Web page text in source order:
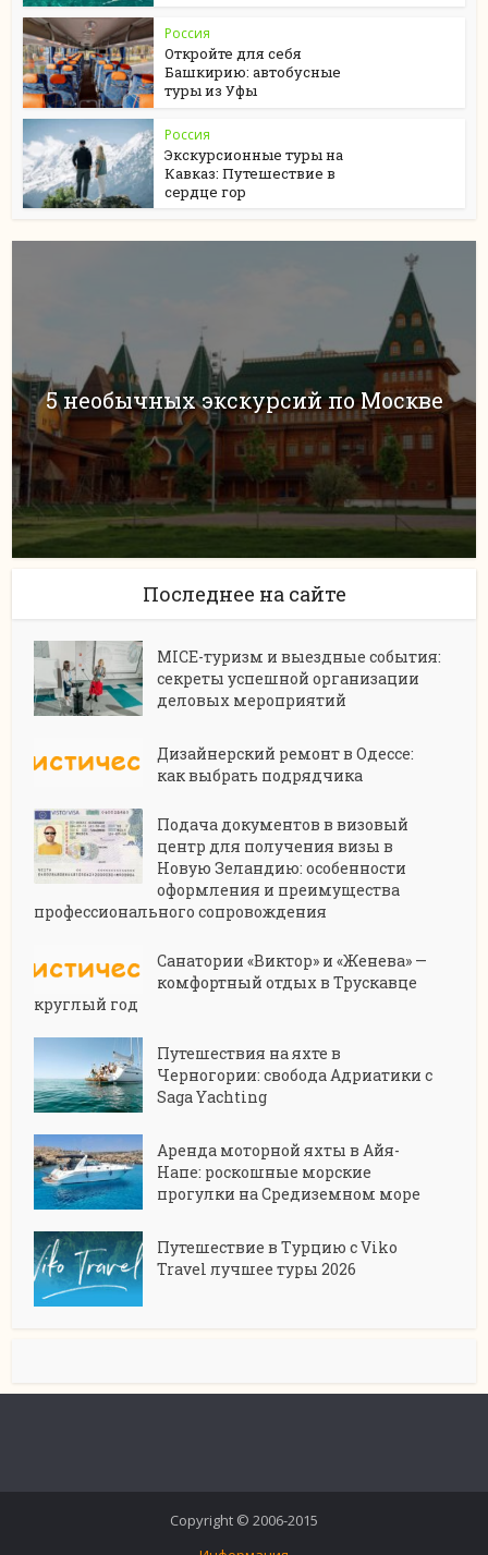
Россия
Откройте для себя
Башкирию: автобусные
туры из Уфы
Россия
Экскурсионные туры на
Кавказ: Путешествие в
сердце гор
5 необычных экскурсий по Москве
Последнее на сайте
MICE-туризм и выездные события:
секреты успешной организации
деловых мероприятий
Дизайнерский ремонт в Одессе:
как выбрать подрядчика
Подача документов в визовый
центр для получения визы в
Новую Зеландию: особенности
оформления и преимущества
профессионального сопровождения
Санатории «Виктор» и «Женева» —
комфортный отдых в Трускавце
круглый год
Путешествия на яхте в
Черногории: свобода Адриатики с
Saga Yachting
Аренда моторной яхты в Айя-
Напе: роскошные морские
прогулки на Средиземном море
Путешествие в Турцию с Viko
Travel лучшее туры 2026
Copyright © 2006-2015